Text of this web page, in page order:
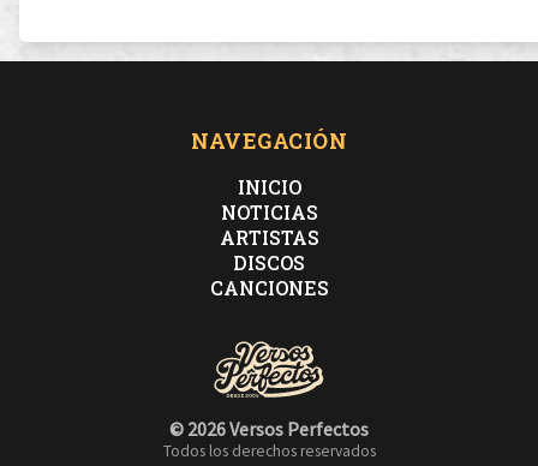
NAVEGACIÓN
INICIO
NOTICIAS
ARTISTAS
DISCOS
CANCIONES
© 2026 Versos Perfectos
Todos los derechos reservados